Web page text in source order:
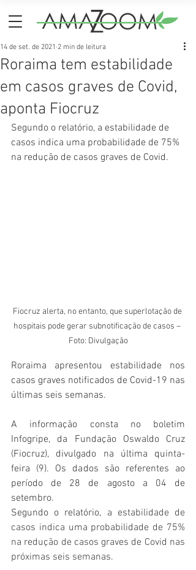
Roraima tem estabilidade
em casos graves de Covid,
aponta Fiocruz
14 de set. de 2021 2 min de leitura
Segundo o relatório, a estabilidade de
casos indica uma probabilidade de 75%
na redução de casos graves de Covid.
Fiocruz alerta, no entanto, que superlotação de
hospitais pode gerar subnotificação de casos –
Foto: Divulgação
Roraima apresentou estabilidade nos
casos graves notificados de Covid-19 nas
últimas seis semanas.
A informação consta no boletim
Infogripe, da Fundação Oswaldo Cruz
(Fiocruz), divulgado na última quinta-
feira (9). Os dados são referentes ao
período de 28 de agosto a 04 de
setembro.
Segundo o relatório, a estabilidade de
casos indica uma probabilidade de 75%
na redução de casos graves de Covid nas
próximas seis semanas.